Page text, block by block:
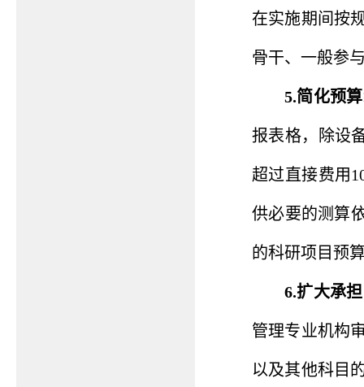
在实施期间按
骨干、一般参
5.简化预
报表格，除设
超过直接费用
供必要的测算
的科研项目预
6.扩大承
管理专业机构
以及其他科目